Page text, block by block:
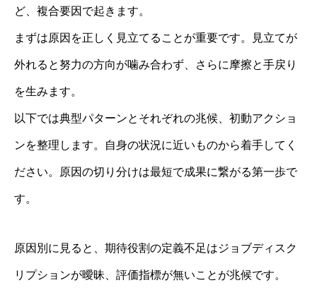
ど、複合要因で起きます。
まずは原因を正しく見立てることが重要です。見立てが
外れると努力の方向が噛み合わず、さらに摩擦と手戻り
を生みます。
以下では典型パターンとそれぞれの兆候、初動アクショ
ンを整理します。自身の状況に近いものから着手してく
ださい。原因の切り分けは最短で成果に繋がる第一歩で
す。
原因別に見ると、期待役割の定義不足はジョブディスク
リプションが曖昧、評価指標が無いことが兆候です。